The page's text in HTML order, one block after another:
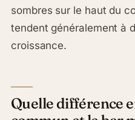
sombres sur le haut du
tendent généralement à
croissance.
Quelle différence